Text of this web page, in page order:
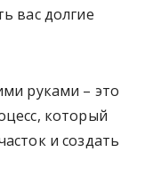
вас долгие
руками – это
который
и создать